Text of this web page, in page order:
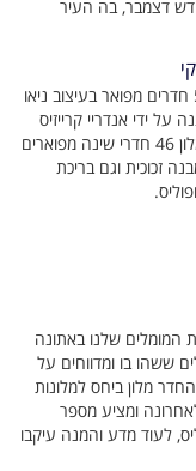
דצמבר, בה העיר
כנראה מלון הבוטיק הכי שווה במרכז אתונה. מלון 5 חדרים מפואר בעיצוב ניאו
היסטורית משנת 1925 שתוכננה על ידי אנדריי קרייזיס
אחד האדריכלים היווניים הקלאסיים המבריקים. במלון 46 חדרי שינה מפוארים
זכוכית וגם בריכת
המלונות המומלים שלנו באתונה
ששהו בו ומדווחים על
מלון ביחס למלונות
ומציע מספר
לעוד מדע והמנה עיקבו